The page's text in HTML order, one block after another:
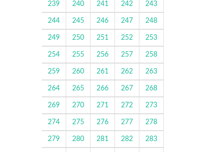
239 240 241 242 243
244 245 246 247 248
249 250 251 252 253
254 255 256 257 258
259 260 261 262 263
264 265 266 267 268
269 270 271 272 273
274 275 276 277 278
279 280 281 282 283